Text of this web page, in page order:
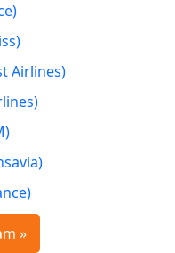
Airlines)
»